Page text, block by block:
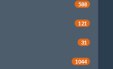
588
121
31
1044